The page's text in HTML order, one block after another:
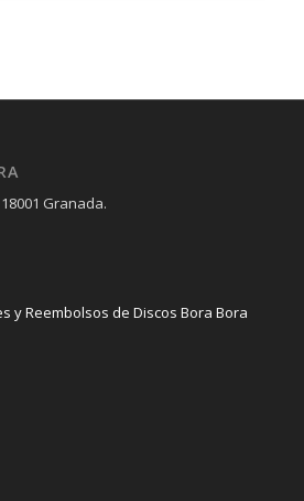
Granada.
y Reembolsos de Discos Bora Bora